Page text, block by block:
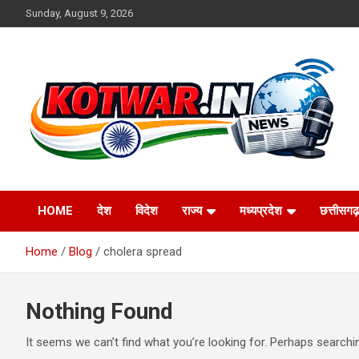
to
Sunday, August 9, 2026
kotwar.in
HOME देश विदेश राज्य मध्यप्रदेश छत्तीसगढ़
Home Blog cholera spread
Nothing Found
It seems we can’t find what you’re looking for. Perhaps